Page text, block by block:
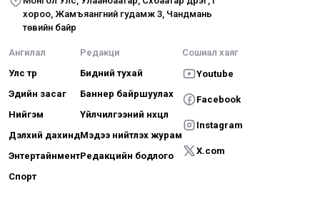
хороо, Жамъяангүний гудамж 3, Чандмань
төвийн байр
Ангилал
Улс төр
Эдийн засаг
Нийгэм
Дэлхий дахинд
Энтертайнмент
Спорт
Редакци
Бидний тухай
Баннер байршуулах
Үйлчилгээний нөхцөл
Мэдээ нийтлэх журам
Редакцийн бодлого
Сошиал хаяг
Youtube
Facebook
Instagram
X.com